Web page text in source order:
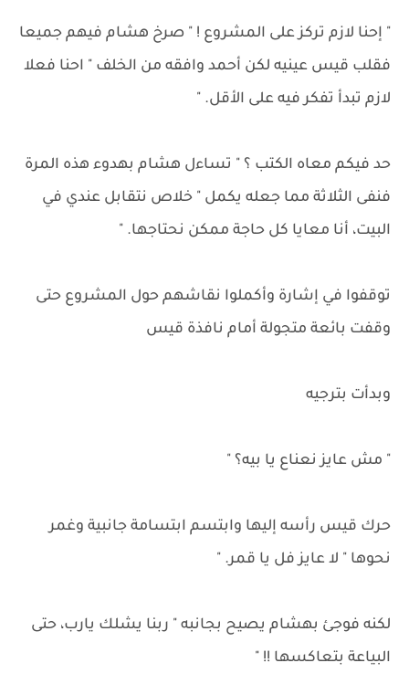
" إحنا لازم تركز على المشروع ! " صرخ هشام فيهم جميعا
فقلب قيس عينيه لكن أحمد وافقه من الخلف " احنا فعلا
لازم تبدأ تفكر فيه على الأقل. "
حد فيكم معاه الكتب ؟ " تساءل هشام بهدوء هذه المرة
فنفى الثلاثة مما جعله يكمل " خلاص نتقابل عندي في
البيت، أنا معايا كل حاجة ممكن نحتاجها. "
توقفوا في إشارة وأكملوا نقاشهم حول المشروع حتى
وقفت بائعة متجولة أمام نافذة قيس
وبدأت بترجيه
" مش عايز نعناع يا بيه؟ "
حرك قيس رأسه إليها وابتسم ابتسامة جانبية وغمر
نحوها " لا عايز فل يا قمر. "
لكنه فوجئ بهشام يصيح بجانبه " ربنا يشلك يارب، حتى
البياعة بتعاكسها !! "